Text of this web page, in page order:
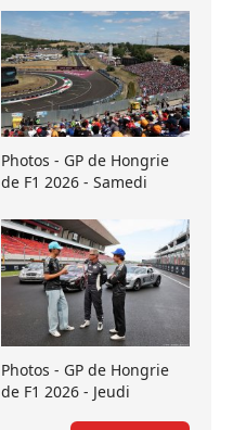
Photos - GP de Hongrie
de F1 2026 - Samedi
Photos - GP de Hongrie
de F1 2026 - Jeudi